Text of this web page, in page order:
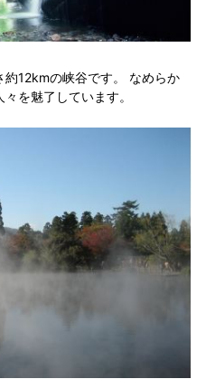
12kmの峡谷です。 なめらか
を魅了しています。